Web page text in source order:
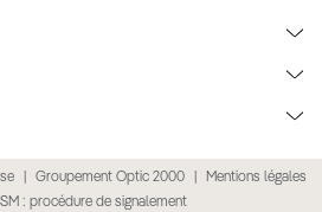
en magasin
données
Groupement Optic 2000
Mentions légales
: procédure de signalement